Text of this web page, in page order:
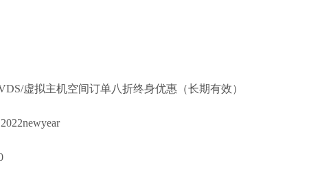
虚拟主机空间订单八折终身优惠（长期有效）